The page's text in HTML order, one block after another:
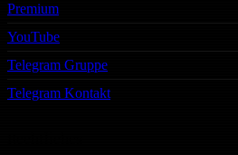
Premium
YouTube
Telegram Gruppe
Telegram Kontakt